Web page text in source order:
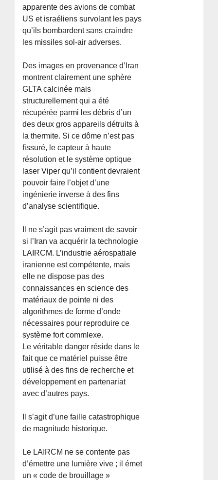
apparente des avions de combat
US et israéliens survolant les pays
qu’ils bombardent sans craindre
les missiles sol-air adverses.
Des images en provenance d’Iran
montrent clairement une sphère
GLTA calcinée mais
structurellement qui a été
récupérée parmi les débris d’un
des deux gros appareils détruits à
la thermite. Si ce dôme n’est pas
fissuré, le capteur à haute
résolution et le système optique
laser Viper qu’il contient devraient
pouvoir faire l’objet d’une
ingénierie inverse à des fins
d’analyse scientifique.
Il ne s’agit pas vraiment de savoir
si l’Iran va acquérir la technologie
LAIRCM. L’industrie aérospatiale
iranienne est compétente, mais
elle ne dispose pas des
connaissances en science des
matériaux de pointe ni des
algorithmes de forme d’onde
nécessaires pour reproduire ce
système fort commlexe.
Le véritable danger réside dans le
fait que ce matériel puisse être
utilisé à des fins de recherche et
développement en partenariat
avec d’autres pays.
Il s’agit d’une faille catastrophique
de magnitude historique.
Le LAIRCM ne se contente pas
d’émettre une lumière vive ; il émet
un « code de brouillage »